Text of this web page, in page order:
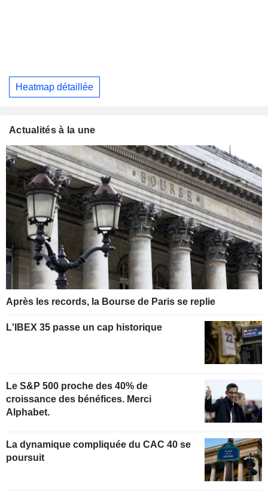
Heatmap détaillée
Actualités à la une
Après les records, la Bourse de Paris se replie
L'IBEX 35 passe un cap historique
Le S&P 500 proche des 40% de
croissance des bénéfices. Merci
Alphabet.
La dynamique compliquée du CAC 40 se
poursuit